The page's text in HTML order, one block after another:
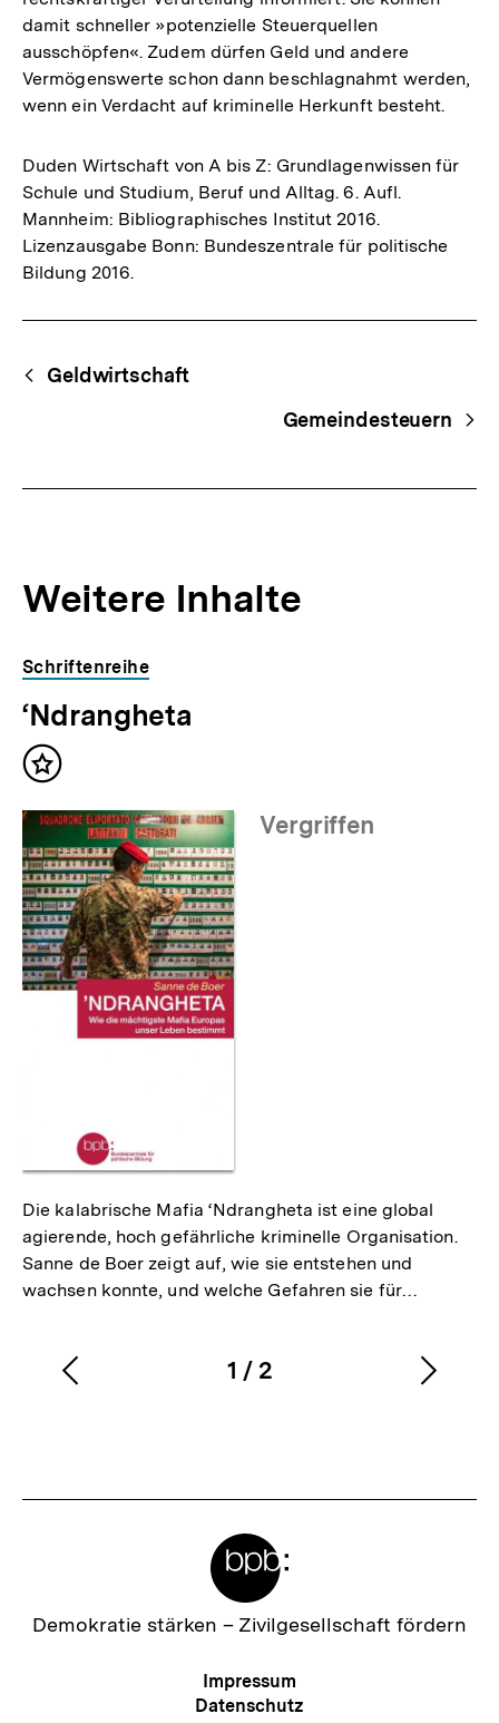
damit schneller »potenzielle Steuerquellen
ausschöpfen«. Zudem dürfen Geld und andere
Vermögenswerte schon dann beschlagnahmt werden,
wenn ein Verdacht auf kriminelle Herkunft besteht.
Duden Wirtschaft von A bis Z: Grundlagenwissen für
Schule und Studium, Beruf und Alltag. 6. Aufl.
Mannheim: Bibliographisches Institut 2016.
Lizenzausgabe Bonn: Bundeszentrale für politische
Bildung 2016.
Begriffsnavigation
Content-
Navigation
Geldwirtschaft
Gemeindesteuern
Weitere Inhalte
Inhaltskarousell
für
weitere
Inhalte
Inhaltskarussell
überspringen
Schriftenreihe
‘Ndrangheta
Inhalt
Vergriffen
Die kalabrische Mafia ‘Ndrangheta ist eine global
agierende, hoch gefährliche kriminelle Organisation.
Sanne de Boer zeigt auf, wie sie entstehen und
wachsen konnte, und welche Gefahren sie für…
Karussellinhalt
1
von
/ 2
Vorherigen
Zur
Demokratie stärken – Zivilgesellschaft fördern
Meta-
Navigation
Impressum
Datenschutz